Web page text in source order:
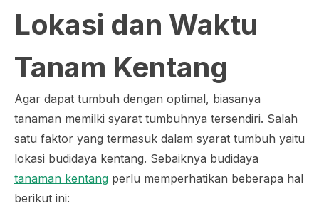
Lokasi dan Waktu
Tanam Kentang
Agar dapat tumbuh dengan optimal, biasanya
tanaman memilki syarat tumbuhnya tersendiri. Salah
satu faktor yang termasuk dalam syarat tumbuh yaitu
lokasi budidaya kentang. Sebaiknya budidaya
tanaman kentang perlu memperhatikan beberapa hal
berikut ini: